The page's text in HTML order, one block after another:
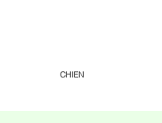
CHIEN